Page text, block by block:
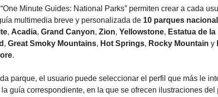
Minute Guides: National Parks” permiten crear a cada
multimedia breve y personalizada de 10 parques
, Acadia, Grand Canyon, Zion, Yellowstone, Estatua de la
, Great Smoky Mountains, Hot Springs, Rocky Mountain y
.
parque, el usuario puede seleccionar el perfil que más le
guía correspondiente, en la que se ofrecen ilustraciones del